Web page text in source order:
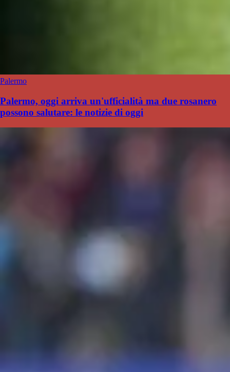
Palermo
Palermo, oggi arriva un'ufficialità ma due rosanero
possono salutare: le notizie di oggi